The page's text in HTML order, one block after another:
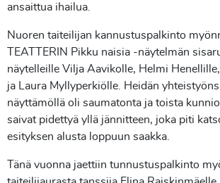
ansaittua ihailua.
Nuoren taiteilijan kannustuspalkinto
TEATTERIN Pikku naisia -näytelmän
näytelleille Vilja Aavikolle, Helmi
ja Laura Myllyperkiölle. Heidän
näyttämöllä oli saumatonta ja toista
saivat pidettyä yllä jännitteen, joka piti
esityksen alusta loppuun saakka.
Tänä vuonna jaettiin tunnustuspalkinto